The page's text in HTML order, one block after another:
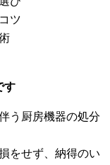
ツ
す
う厨房機器の処分
をせず、納得のい